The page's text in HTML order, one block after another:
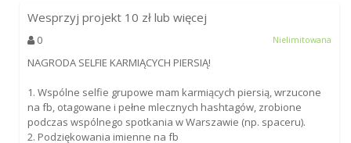
Wesprzyj projekt 10 zł lub więcej
0 Nielimitowana
NAGRODA SELFIE KARMIĄCYCH PIERSIĄ!
1. Wspólne selfie grupowe mam karmiących piersią, wrzucone
na fb, otagowane i pełne mlecznych hashtagów, zrobione
podczas wspólnego spotkania w Warszawie (np. spaceru).
2. Podziękowania imienne na fb